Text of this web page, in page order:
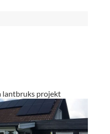
lantbruks projekt